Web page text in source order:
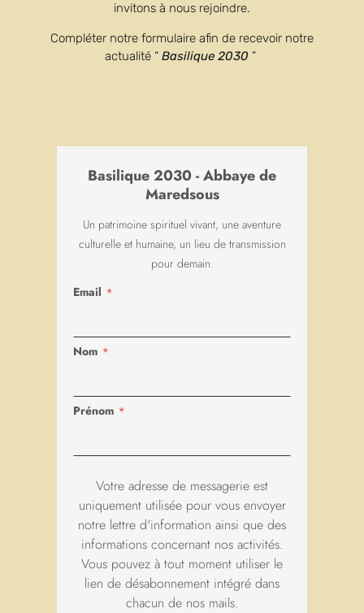
Ongetwijfeld staan er nog tikfouten in het
transcript, en wij zouden dankbaar zijn voor
suggesties of opmerkingen aan het adres van
Dom Columba Marmion, 3e Abbé de
Dom Columba Marmion, 3e Abbé de Maredsous et
1923) a été
LIRE LA SUITE »
27 januari 2026 Geen reacties
invitons à nous rejoindre.
Compléter notre formulaire afin de recevoir notre
actualité “ Basilique 2030 ”
Basilique 2030 - Abbaye de
Maredsous
Un patrimoine spirituel vivant, une aventure
culturelle et humaine, un lieu de transmission
pour demain.
Email *
Nom*
Prénom*
Votre adresse de messagerie est
uniquement utilisée pour vous envoyer
notre lettre d'information ainsi que des
informations concernant nos activités.
Vous pouvez à tout moment utiliser le
lien de désabonnement intégré dans
chacun de nos mails.